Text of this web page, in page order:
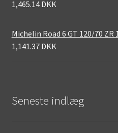
1,465.14 DKK
Michelin Road 6 GT 120/70
1,141.37 DKK
Seneste indlæg